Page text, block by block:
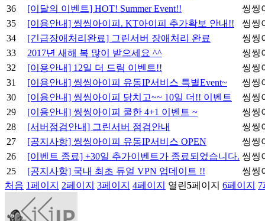
36
[이달의 이벤트] HOT! Summer Event!!
씽씽
35
[이용안내] 씽씽아이피. KT아이피 추가확보 안내!!
씽씽
34
[긴급장애처리완료] 그린서버 장애처리 완료
씽씽
33
2017년 새해 복 많이 받으세요 ^^
씽씽
32
[이용안내] 12일 더 드림 이벤트!!
씽씽
31
[이용안내] 씽씽아이피 유동IP서비스 특별Event~
씽씽
30
[이용안내] 씽씽아이피 닭치고~~ 10일 더!! 이벤트
씽씽
29
[이용안내] 씽씽아이피 쿨한 4+1 이벤트 ~
씽씽
28
[서버점검안내] 그린서버 점검안내
씽씽
27
[공지사항] 씽씽아이피 유동IP서비스 OPEN
씽씽
26
[이벤트 종료] +30일 추가이벤트가 종료되었습니다. 씽씽
25
[공지사항] 국내 최초 듀얼 VPN 업데이트 !!
씽씽
처음 1페이지 2페이지 3페이지 4페이지 열린5페이지 6페이지 7